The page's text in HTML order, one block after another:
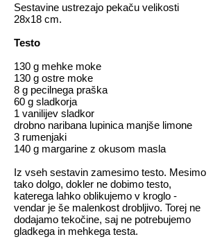
Sestavine ustrezajo pekaču velikosti
28x18 cm.
Testo
130 g mehke moke
130 g ostre moke
8 g pecilnega praška
60 g sladkorja
1 vanilijev sladkor
drobno naribana lupinica manjše limone
3 rumenjaki
140 g margarine z okusom masla
Iz vseh sestavin zamesimo testo. Mesimo
tako dolgo, dokler ne dobimo testo,
katerega lahko oblikujemo v kroglo -
vendar je še malenkost drobljivo. Torej ne
dodajamo tekočine, saj ne potrebujemo
gladkega in mehkega testa.